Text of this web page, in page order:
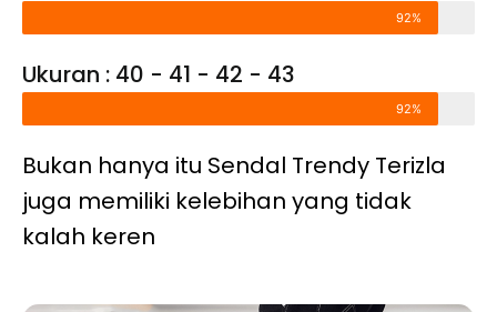
92%
Ukuran : 40 - 41 - 42 - 43
92%
Bukan hanya itu Sendal Trendy Terizla
juga memiliki kelebihan yang tidak
kalah keren